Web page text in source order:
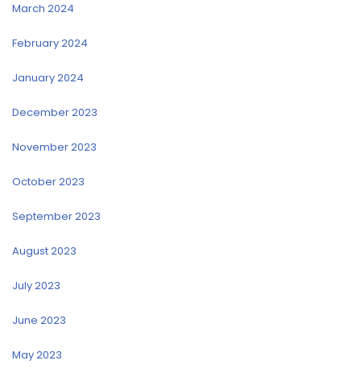
March 2024
February 2024
January 2024
December 2023
November 2023
October 2023
September 2023
August 2023
July 2023
June 2023
May 2023